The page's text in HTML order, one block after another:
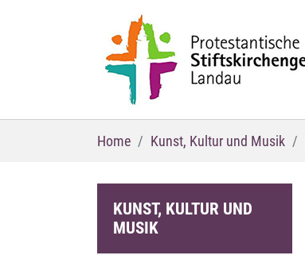
Home Kunst, Kultur und Musik
KUNST, KULTUR UND
MUSIK